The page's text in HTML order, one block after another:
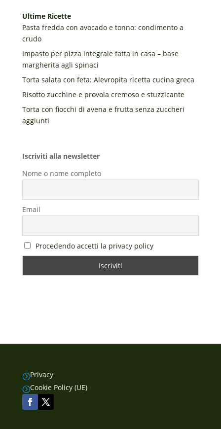
Ultime Ricette
Pasta fredda con avocado e tonno: condimento a
crudo
Impasto per pizza integrale fatta in casa – base
margherita agli spinaci
Torta salata con feta: Alevropita ricetta cucina greca
Risotto zucchine e provola cremoso e stuzzicante
Torta con fiocchi di avena e frutta senza zuccheri
aggiunti
Iscriviti alla newsletter
Nome o nome completo
Email
Procedendo accetti la privacy policy
=Privacy
=Cookie Policy (UE)